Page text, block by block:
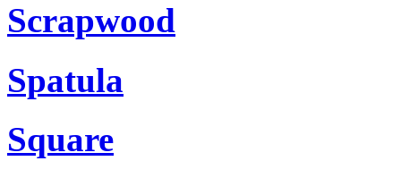
Scrapwood
Spatula
Square